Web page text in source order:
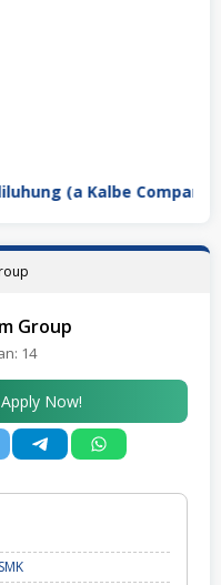
(a Kalbe Company)
Group
14
Apply Now!
SMK